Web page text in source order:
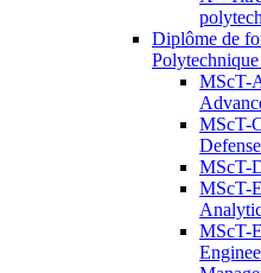
Diplôme de
MScT-
MScT-
MScT-
MScT-
MScT-